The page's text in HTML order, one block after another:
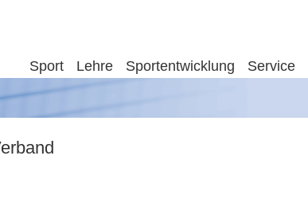
Sport Lehre Sportentwicklung Service